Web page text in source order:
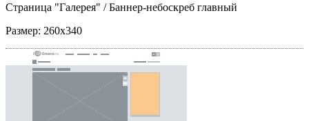
Страница "Галерея" / Баннер-небоскреб главный
Размер: 260x340